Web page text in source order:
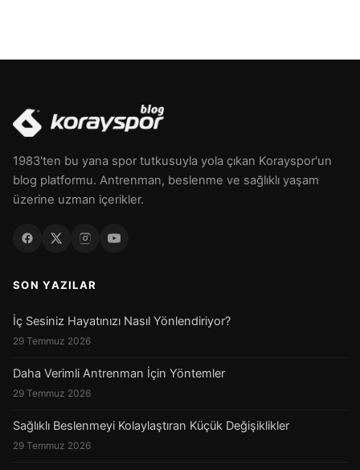
1983'ten bu yana spor tutkusuyla yola çıkan Korayspor'un
blog platformu. Antrenman, beslenme ve sağlıklı yaşam
üzerine uzman içerikler.
SON YAZILAR
İç Sesiniz Hayatınızı Nasıl Yönlendiriyor?
29 Temmuz 2026
Daha Verimli Antrenman İçin Yöntemler
29 Temmuz 2026
Sağlıklı Beslenmeyi Kolaylaştıran Küçük Değişiklikler
29 Temmuz 2026